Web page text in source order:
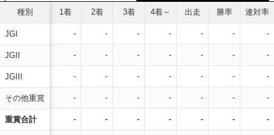
種別
JGI
JGII
JGIII
その他重賞
重賞合計
1着 2着 3着 4着～ 出走 勝率 連対率
- - - - - - -
- - - - - - -
- - - - - - -
- - - - - - -
- - - - - - -